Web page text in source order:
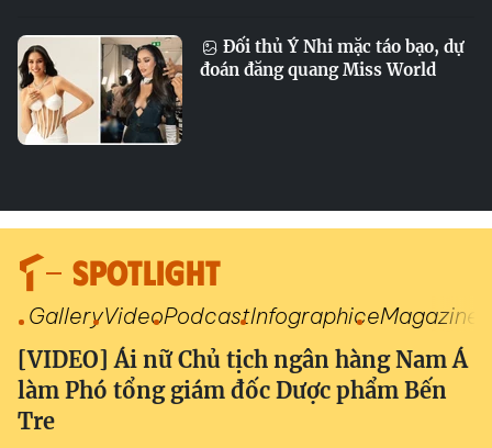
Đối thủ Ý Nhi mặc táo bạo, dự
đoán đăng quang Miss World
SPOTLIGHT
GalleryVideoPodcastInfographiceMagazine
[VIDEO] Ái nữ Chủ tịch ngân hàng Nam Á
làm Phó tổng giám đốc Dược phẩm Bến
Tre